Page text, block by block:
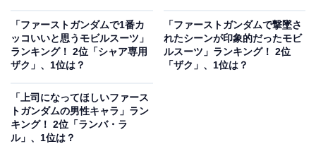
「ファーストガンダムで1番カ
ッコいいと思うモビルスーツ」
ランキング！ 2位「シャア専用
ザク」、1位は？
「ファーストガンダムで撃墜さ
れたシーンが印象的だったモビ
ルスーツ」ランキング！ 2位
「ザク」、1位は？
「上司になってほしいファース
トガンダムの男性キャラ」ラン
キング！ 2位「ランバ・ラ
ル」、1位は？